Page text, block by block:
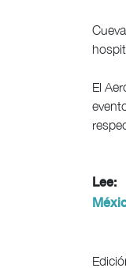
El
Lee: